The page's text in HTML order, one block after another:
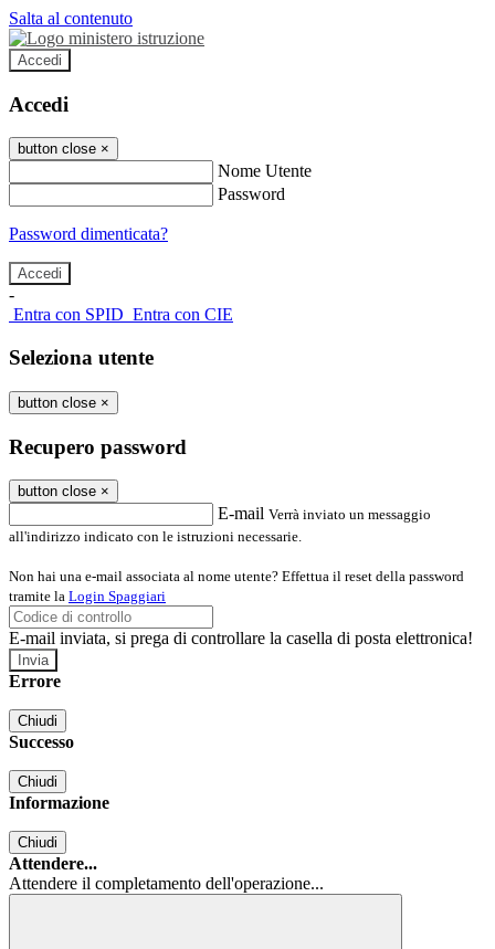
Salta al contenuto
Accedi
Accedi
button close ×
Nome Utente
Password
Password dimenticata?
-
Entra con SPID Entra con CIE
Seleziona utente
button close ×
Recupero password
button close ×
E-mail Verrà inviato un messaggio
all'indirizzo indicato con le istruzioni necessarie.
Non hai una e-mail associata al nome utente? Effettua il reset della password
tramite la Login Spaggiari
E-mail inviata, si prega di controllare la casella di posta elettronica!
Errore
Chiudi
Successo
Chiudi
Informazione
Chiudi
Attendere...
Attendere il completamento dell'operazione...